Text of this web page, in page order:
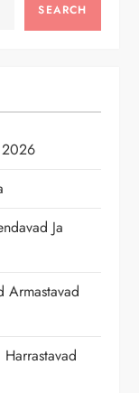
SEARCH
2026
Ja
Armastavad